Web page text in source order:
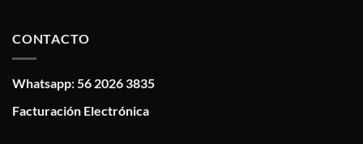
CONTACTO
Whatsapp: 56 2026 3835
Facturación Electrónica